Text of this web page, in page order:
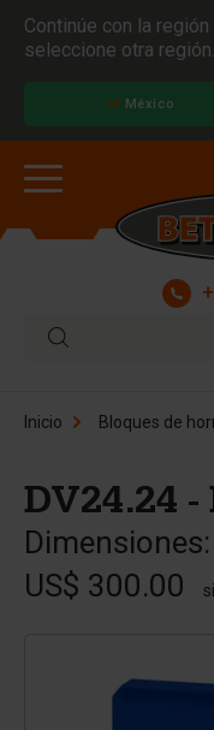
Continúe con la
seleccione otra región.
México
Inicio Bloques de
DV24.24
US$ 300.00